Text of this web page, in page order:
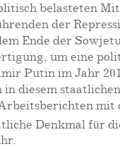
belasteten
der
Ende der
um eine
Putin im Jahr
diesem
Denkmal für